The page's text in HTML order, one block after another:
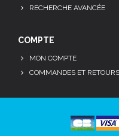
RECHERCHE AVANCÉE
COMPTE
MON COMPTE
COMMANDES ET RETOURS